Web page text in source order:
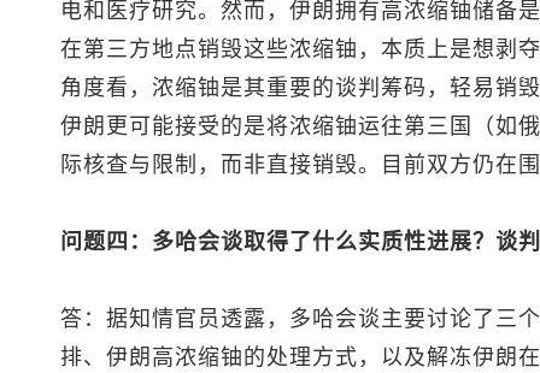
电和医疗研究。然而，伊朗拥有高浓缩铀储备
在第三方地点销毁这些浓缩铀，本质上是想剥
角度看，浓缩铀是其重要的谈判筹码，轻易销
伊朗更可能接受的是将浓缩铀运往第三国（如
际核查与限制，而非直接销毁。目前双方仍在
问题四：多哈会谈取得了什么实质性进展？谈
答：据知情官员透露，多哈会谈主要讨论了三
排、伊朗高浓缩铀的处理方式，以及解冻伊朗